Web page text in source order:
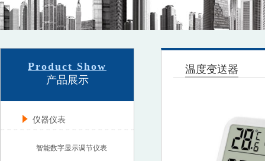
Product Show
产品展示
仪器仪表
智能数字显示调节仪表
温度变送器